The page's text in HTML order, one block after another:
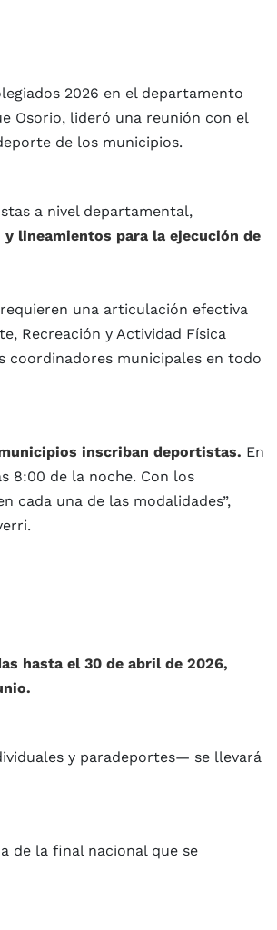
2026 en el departamento
Osorio, lideró una reunión con el
de los municipios.
a nivel departamental,
lineamientos para la ejecución de
una articulación efectiva
Recreación y Actividad Física
coordinadores municipales en todo
inscriban deportistas. En
8:00 de la noche. Con los
cada una de las modalidades”,
hasta el 30 de abril de 2026,
y paradeportes— se llevará
de la final nacional que se